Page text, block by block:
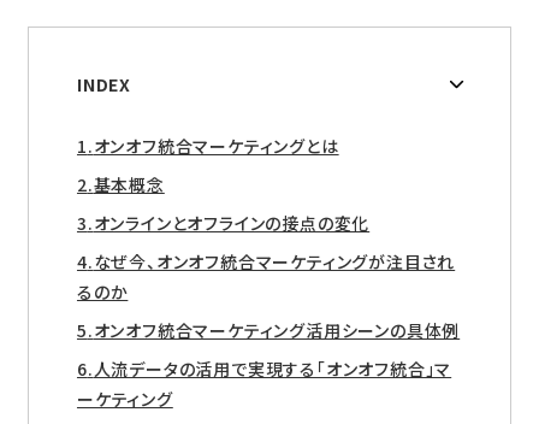
INDEX
オンオフ統合マーケティングとは
基本概念
オンラインとオフラインの接点の変化
なぜ今、オンオフ統合マーケティングが注目され
るのか
オンオフ統合マーケティング活用シーンの具体例
人流データの活用で実現する「オンオフ統合」マ
ーケティング